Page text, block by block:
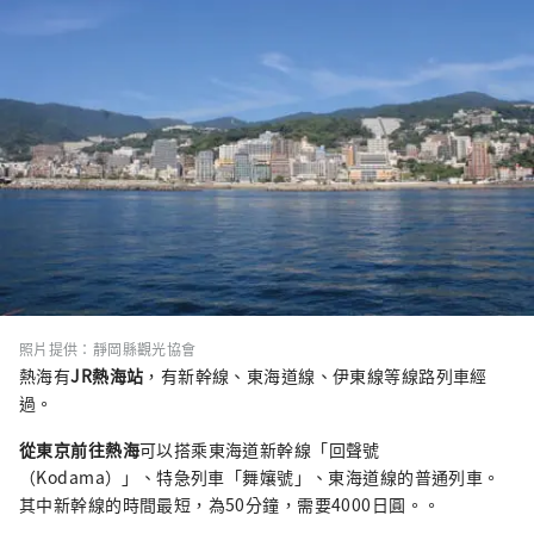
照片提供：靜岡縣觀光協會
熱海有JR熱海站 ，有新幹線、東海道線、伊東線等線路列車經
過。
從東京前往熱海可以搭乘東海道新幹線「回聲號
（Kodama）」、特急列車「舞孃號」、東海道線的普通列車。
其中新幹線的時間最短，為50分鐘，需要4000日圓。。